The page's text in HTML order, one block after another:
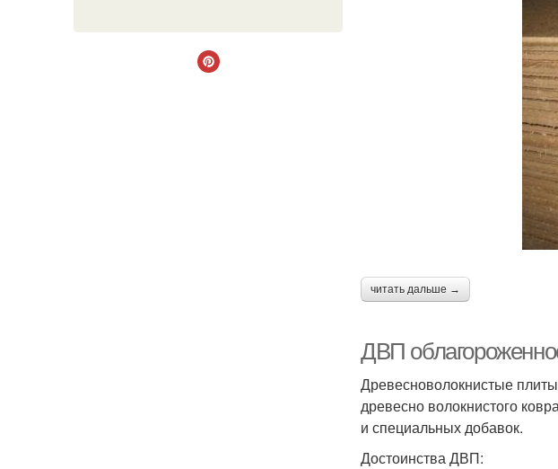
читать дальше →
ДВП
Древесноволокнистые
древесно волокнистого
и специальных добавок.
Достоинства ДВП: